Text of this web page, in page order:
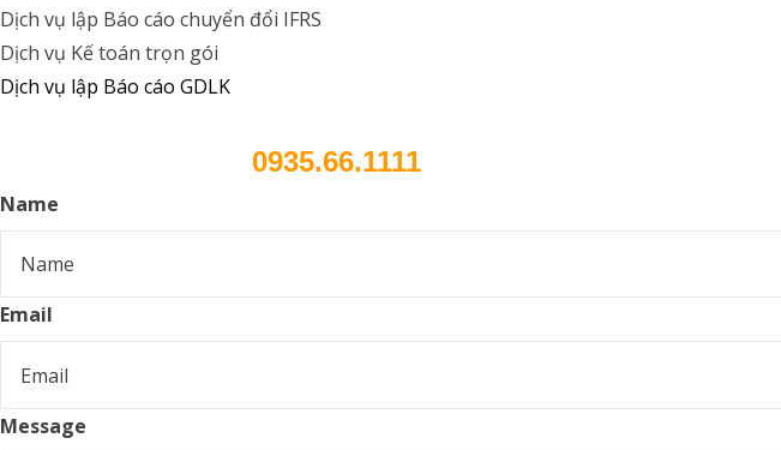
Dịch vụ lập Báo cáo chuyển đổi IFRS
Dịch vụ Kế toán trọn gói
Dịch vụ lập Báo cáo GDLK
0935.66.1111
Name
Email
Message